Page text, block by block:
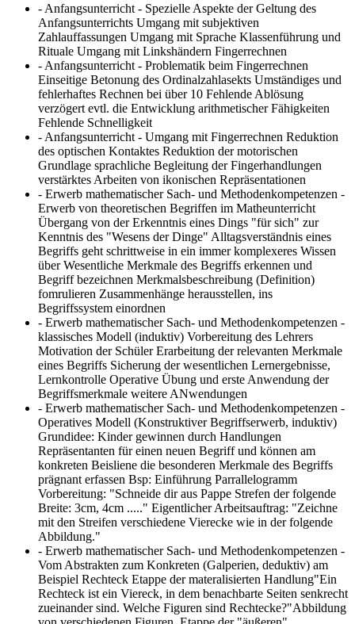
- Anfangsunterricht - Spezielle Aspekte der Geltung des
Anfangsunterrichts Umgang mit subjektiven
Zahlauffassungen Umgang mit Sprache Klassenführung und
Rituale Umgang mit Linkshändern Fingerrechnen
- Anfangsunterricht - Problematik beim Fingerrechnen
Einseitige Betonung des Ordinalzahlasekts Umständiges und
fehlerhaftes Rechnen bei über 10 Fehlende Ablösung
verzögert evtl. die Entwicklung arithmetischer Fähigkeiten
Fehlende Schnelligkeit
- Anfangsunterricht - Umgang mit Fingerrechnen Reduktion
des optischen Kontaktes Reduktion der motorischen
Grundlage sprachliche Begleitung der Fingerhandlungen
verstärktes Arbeiten von ikonischen Repräsentationen
- Erwerb mathematischer Sach- und Methodenkompetenzen -
Erwerb von theoretischen Begriffen im Matheunterricht
Übergang von der Erkenntnis eines Dings "für sich" zur
Kenntnis des "Wesens der Dinge" Alltagsverständnis eines
Begriffs geht schrittweise in ein immer komplexeres Wissen
über Wesentliche Merkmale des Begriffs erkennen und
Begriff bezeichnen Merkmalsbeschreibung (Definition)
fomrulieren Zusammenhänge herausstellen, ins
Begriffssystem einordnen
- Erwerb mathematischer Sach- und Methodenkompetenzen -
klassisches Modell (induktiv) Vorbereitung des Lehrers
Motivation der Schüler Erarbeitung der relevanten Merkmale
eines Begriffs Sicherung der wesentlichen Lernergebnisse,
Lernkontrolle Operative Übung und erste Anwendung der
Begriffsmerkmale weitere ANwendungen
- Erwerb mathematischer Sach- und Methodenkompetenzen -
Operatives Modell (Konstruktiver Begriffserwerb, induktiv)
Grundidee: Kinder gewinnen durch Handlungen
Repräsentanten für einen neuen Begriff und können am
konkreten Beisliene die besonderen Merkmale des Begriffs
prägnant erfassen Bsp: Einführung Parrallelogramm
Vorbereitung: "Schneide dir aus Pappe Strefen der folgende
Breite: 3cm, 4cm ....." Eigentlicher Arbeitsauftrag: "Zeichne
mit den Streifen verschiedene Vierecke wie in der folgende
Abbildung."
- Erwerb mathematischer Sach- und Methodenkompetenzen -
Vom Abstrakten zum Konkreten (Galperien, deduktiv) am
Beispiel Rechteck Etappe der materalisierten Handlung"Ein
Rechteck ist ein Viereck, in dem benachbarte Seiten senkrecht
zueinander sind. Welche Figuren sind Rechtecke?"Abbildung